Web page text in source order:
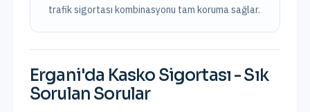
trafik sigortası kombinasyonu tam koruma sağlar.
Ergani'da Kasko Sigortası - Sık
Sorulan Sorular